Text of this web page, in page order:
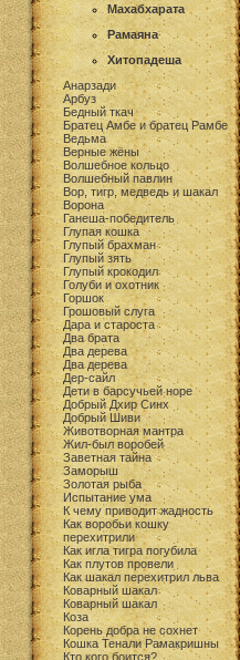
Махабхарата
Рамаяна
Хитопадеша
Анарзади
Арбуз
Бедный ткач
Братец Амбе и братец Рамбе
Ведьма
Верные жёны
Волшебное кольцо
Волшебный павлин
Вор, тигр, медведь и шакал
Ворона
Ганеша-победитель
Глупая кошка
Глупый брахман
Глупый зять
Глупый крокодил
Голуби и охотник
Горшок
Грошовый слуга
Дара и староста
Два брата
Два дерева
Два дерева
Дер-сайл
Дети в барсучьей норе
Добрый Дхир Синх
Добрый Шиви
Животворная мантра
Жил-был воробей
Заветная тайна
Заморыш
Золотая рыба
Испытание ума
К чему приводит жадность
Как воробьи кошку
перехитрили
Как игла тигра погубила
Как плутов провели
Как шакал перехитрил льва
Коварный шакал
Коварный шакал
Коза
Корень добра не сохнет
Кошка Тенали Рамакришны
Кто кого боится?